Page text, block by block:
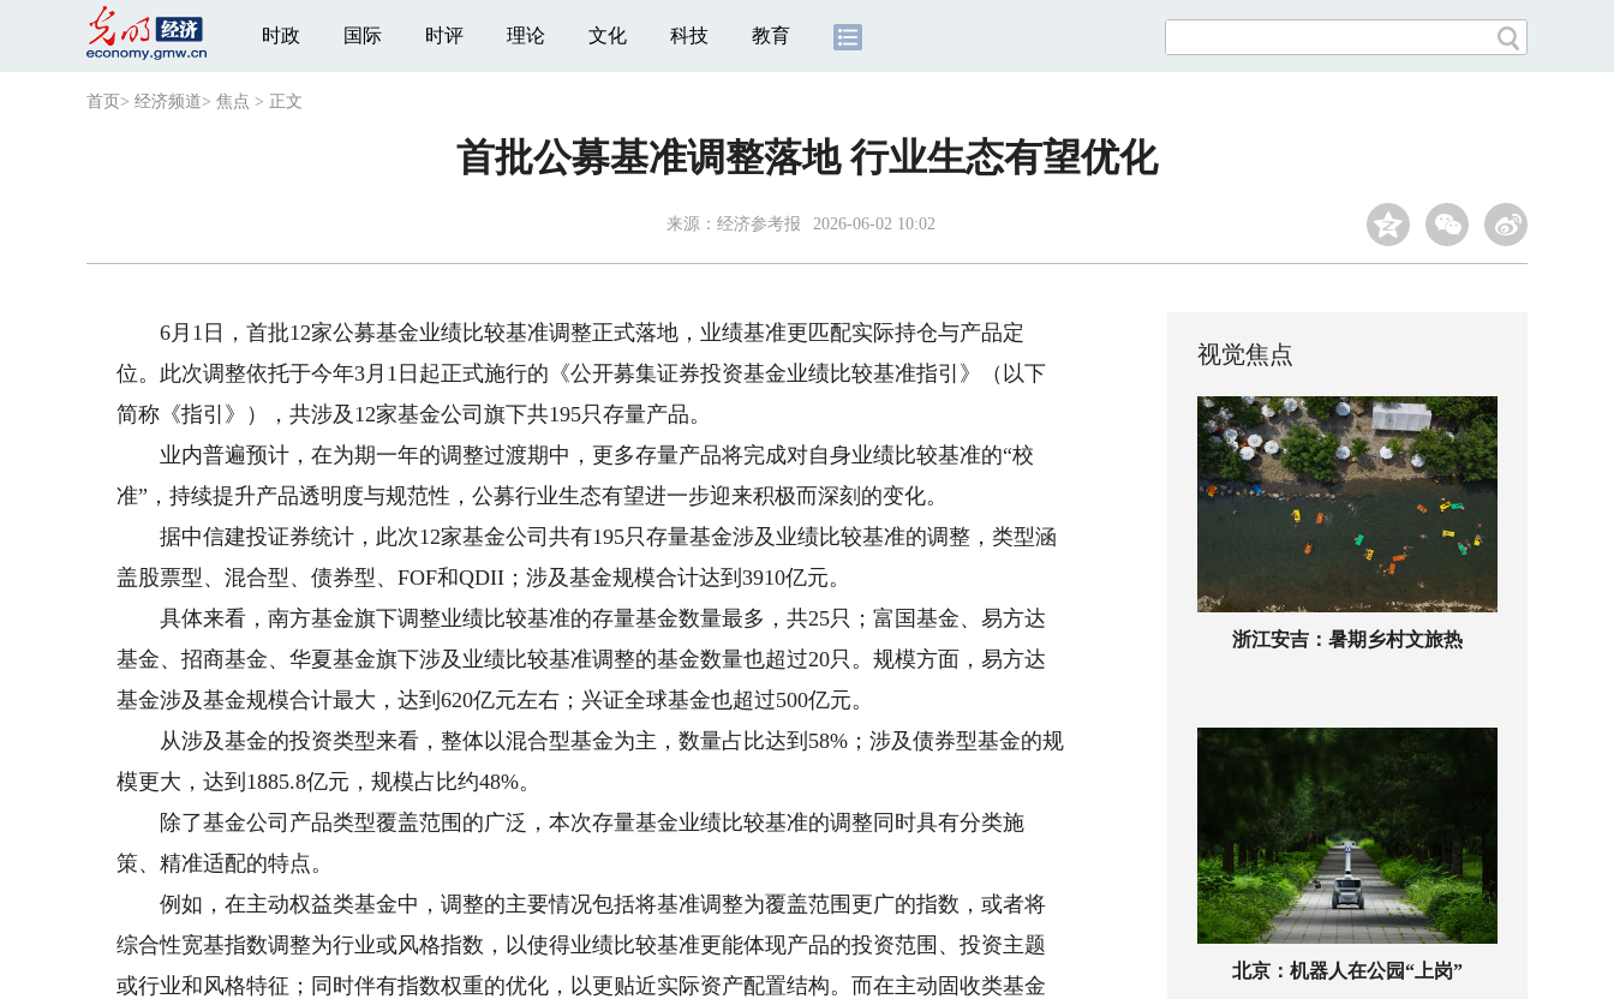
时政 国际 时评 理论 文化 科技 教育
首页 > 经济频道> 焦点 > 正文
首批公募基准调整落地 行业生态有望优化
来源： 经济参考报 2026-06-02 10:02
6月1日，首批12家公募基金业绩比较基准调整正式落地，业绩基准更匹配实际持仓与产品定
位。此次调整依托于今年3月1日起正式施行的《公开募集证券投资基金业绩比较基准指引》（以下
简称《指引》），共涉及12家基金公司旗下共195只存量产品。
业内普遍预计，在为期一年的调整过渡期中，更多存量产品将完成对自身业绩比较基准的“校
准”，持续提升产品透明度与规范性，公募行业生态有望进一步迎来积极而深刻的变化。
据中信建投证券统计，此次12家基金公司共有195只存量基金涉及业绩比较基准的调整，类型涵
盖股票型、混合型、债券型、FOF和QDII；涉及基金规模合计达到3910亿元。
具体来看，南方基金旗下调整业绩比较基准的存量基金数量最多，共25只；富国基金、易方达
基金、招商基金、华夏基金旗下涉及业绩比较基准调整的基金数量也超过20只。规模方面，易方达
基金涉及基金规模合计最大，达到620亿元左右；兴证全球基金也超过500亿元。
从涉及基金的投资类型来看，整体以混合型基金为主，数量占比达到58%；涉及债券型基金的规
模更大，达到1885.8亿元，规模占比约48%。
除了基金公司产品类型覆盖范围的广泛，本次存量基金业绩比较基准的调整同时具有分类施
策、精准适配的特点。
例如，在主动权益类基金中，调整的主要情况包括将基准调整为覆盖范围更广的指数，或者将
综合性宽基指数调整为行业或风格指数，以使得业绩比较基准更能体现产品的投资范围、投资主题
或行业和风格特征；同时伴有指数权重的优化，以更贴近实际资产配置结构。而在主动固收类基金
视觉焦点
浙江安吉：暑期乡村文旅热
北京：机器人在公园“上岗”